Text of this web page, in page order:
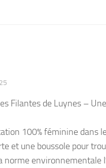
Filantes de Luynes –
100% féminine dans
et une boussole pour
norme